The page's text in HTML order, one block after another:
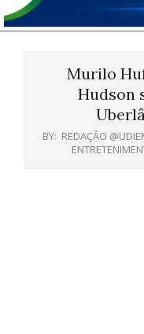
Murilo
Hudson
BY: REDAÇÃO